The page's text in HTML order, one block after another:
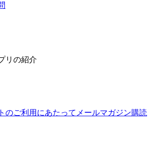
リの紹介
のご利用にあたって メールマガジン購読